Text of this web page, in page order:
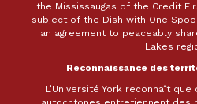
the Mississaugas of the Credit
subject of the Dish with One
an agreement to peaceably
Lakes
Reconnaissance des
L’Université York reconnaît